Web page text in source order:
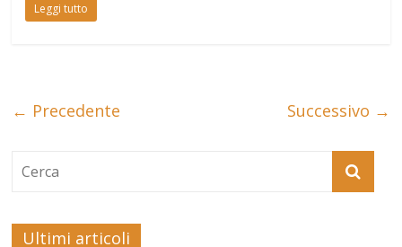
Leggi tutto
← Precedente Successivo →
Ultimi articoli